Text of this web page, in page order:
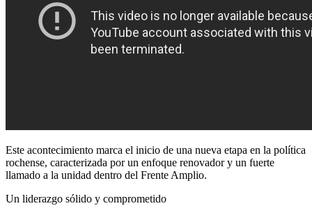
Este acontecimiento marca el inicio de una nueva etapa en la política
rochense, caracterizada por un enfoque renovador y un fuerte
llamado a la unidad dentro del Frente Amplio.
Un liderazgo sólido y comprometido